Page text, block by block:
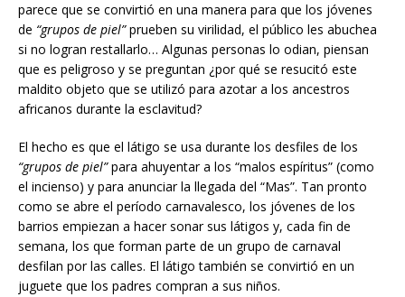
parece que se convirtió en una manera para que los jóvenes
de “grupos de piel”prueben su virilidad, el público les abuchea
si no logran restallarlo… Algunas personas lo odian, piensan
que es peligroso y se preguntan ¿por qué se resucitó este
maldito objeto que se utilizó para azotar a los ancestros
africanos durante la esclavitud?
El hecho es que el látigo se usa durante los desfiles de los
“grupos de piel”para ahuyentar a los “malos espíritus” (como
el incienso) y para anunciar la llegada del “Mas”. Tan pronto
como se abre el período carnavalesco, los jóvenes de los
barrios empiezan a hacer sonar sus látigos y, cada fin de
semana, los que forman parte de un grupo de carnaval
desfilan por las calles. El látigo también se convirtió en un
juguete que los padres compran a sus niños.